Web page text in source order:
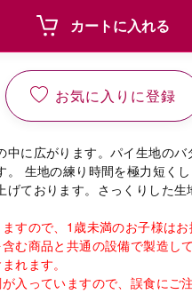
カートに入れる
お気に入りに登録
中に広がります。パイ生地の
。 生地の練り時間を極力短く
げております。さっくりした
すので、1歳未満のお子様はお
む商品と共通の設備で製造し
れます。
入っていますので、誤食にご